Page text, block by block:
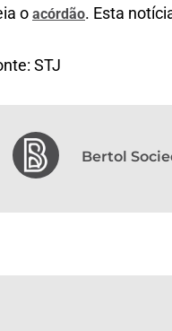
o acórdão. Esta
STJ
Bertol